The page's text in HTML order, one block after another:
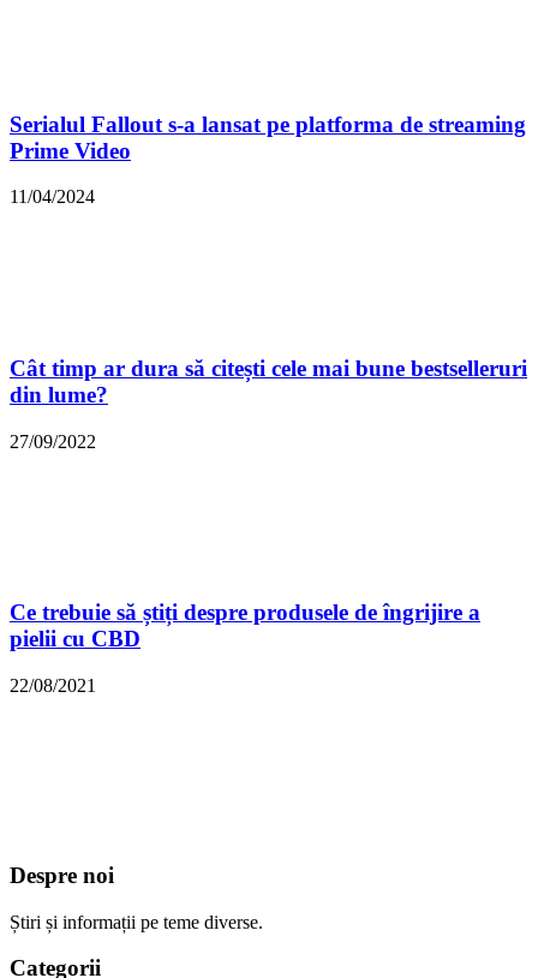
Serialul Fallout s-a lansat pe platforma de streaming
Prime Video
11/04/2024
Cât timp ar dura să citești cele mai bune bestselleruri
din lume?
27/09/2022
Ce trebuie să știți despre produsele de îngrijire a
pielii cu CBD
22/08/2021
Despre noi
Știri și informații pe teme diverse.
Categorii